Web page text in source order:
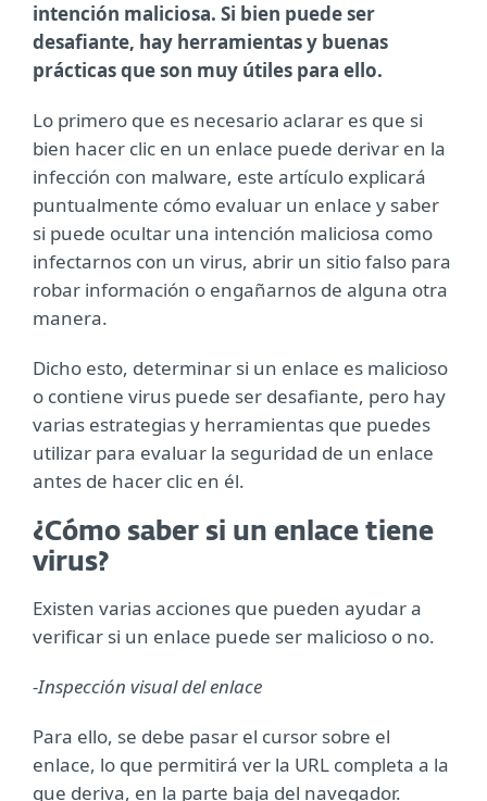
intención maliciosa. Si bien puede ser
desafiante, hay herramientas y buenas
prácticas que son muy útiles para ello.
Lo primero que es necesario aclarar es que si
bien hacer clic en un enlace puede derivar en la
infección con malware, este artículo explicará
puntualmente cómo evaluar un enlace y saber
si puede ocultar una intención maliciosa como
infectarnos con un virus, abrir un sitio falso para
robar información o engañarnos de alguna otra
manera.
Dicho esto, determinar si un enlace es malicioso
o contiene virus puede ser desafiante, pero hay
varias estrategias y herramientas que puedes
utilizar para evaluar la seguridad de un enlace
antes de hacer clic en él.
¿Cómo saber si un enlace tiene
virus?
Existen varias acciones que pueden ayudar a
verificar si un enlace puede ser malicioso o no.
-Inspección visual del enlace
Para ello, se debe pasar el cursor sobre el
enlace, lo que permitirá ver la URL completa a la
que deriva, en la parte baja del navegador.